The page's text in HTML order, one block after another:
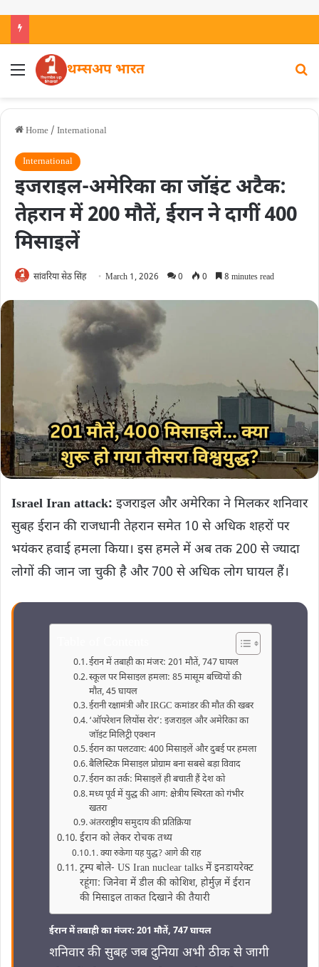
थम्सअप भारत
Home / International
International
इजराइल-अमेरिका का जॉइंट अटैक:
तेहरान में 200 मौतें, ईरान ने दागीं 400
मिसाइलें
सांवरिया सेठ सिंह March 1, 2026 0 0 8 minutes read
Israel Iran attack: इजराइल और अमेरिका ने मिलकर शनिवार
सुबह ईरान की राजधानी तेहरान समेत 10 से अधिक शहरों पर
भयंकर हवाई हमला किया। इस हमले में अब तक 200 से ज्यादा
लोगों की जान जा चुकी है और 700 से अधिक लोग घायल हैं।
ईरान में तबाही का मंजर: 201 मौतें, 747 घायल
स्कूल पर मिसाइल हमला: 85 मासूम बच्चियों की
मौत, 45 घायल
ईरानी रक्षामंत्री और IRGC कमांडर की मौत की खबर
‘ऑपरेशन लियोंस रोर’: इजराइल और अमेरिका का
जॉइंट मिलिट्री एक्शन
ईरान का पलटवार: 400 मिसाइलें और दुबई पर हमला
बैलिस्टिक मिसाइल प्रोग्राम बना सबसे बड़ा विवाद
ईरान का तर्क: मिसाइलें ही बचाती हैं देश को
मध्य पूर्व में युद्ध की आग: क्षेत्रीय स्थिरता को गंभीर
खतरा
अंतरराष्ट्रीय समुदाय की प्रतिक्रिया
ईरान को लेकर रोचक तथ्‍य
क्या रुकेगा यह युद्ध? आगे की राह
ट्रम्प बोले- US Iran nuclear talks में इनडायरेक्ट
रहूंगा: जिनेवा में डील की कोशिश, होर्मुज़ में ईरान
की मिसाइल ताकत दिखाने की तैयारी
ईरान में तबाही का मंजर: 201 मौतें, 747 घायल
शनिवार की सुबह जब दुनिया अभी ठीक से जागी